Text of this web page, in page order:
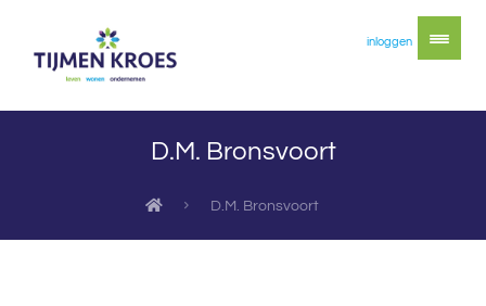
inloggen
D.M. Bronsvoort
D.M. Bronsvoort